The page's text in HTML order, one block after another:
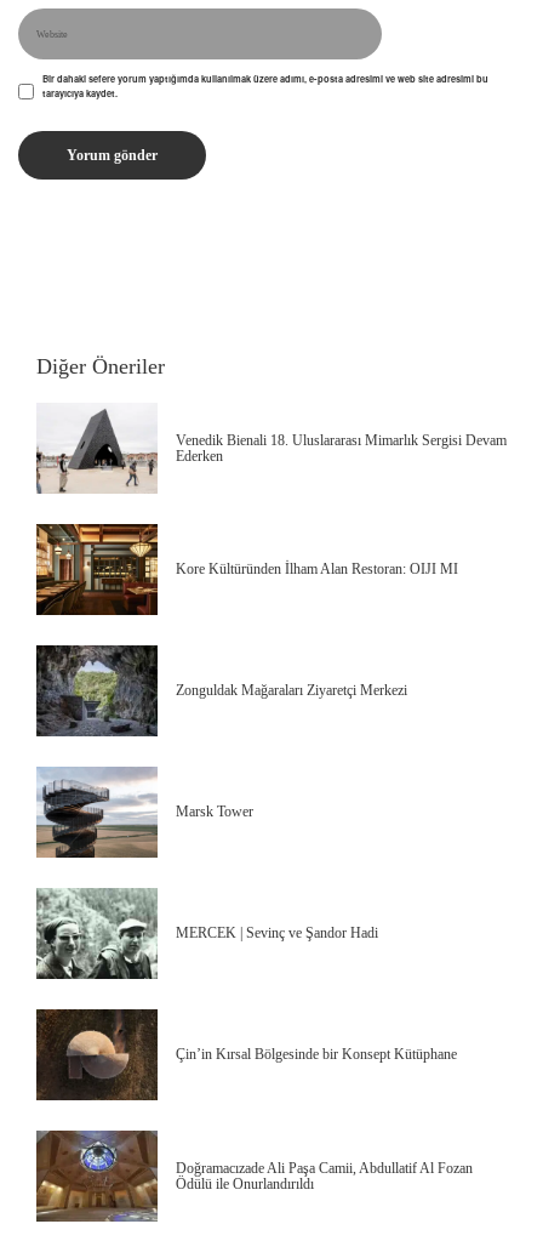
Bir dahaki sefere yorum yaptığımda kullanılmak üzere adımı, e-posta adresimi ve web site adresimi bu
tarayıcıya kaydet.
Diğer Öneriler
Venedik Bienali 18. Uluslararası Mimarlık Sergisi Devam
Ederken
Kore Kültüründen İlham Alan Restoran: OIJI MI
Zonguldak Mağaraları Ziyaretçi Merkezi
Marsk Tower
MERCEK | Sevinç ve Şandor Hadi
Çin’in Kırsal Bölgesinde bir Konsept Kütüphane
Doğramacızade Ali Paşa Camii, Abdullatif Al Fozan
Ödülü ile Onurlandırıldı